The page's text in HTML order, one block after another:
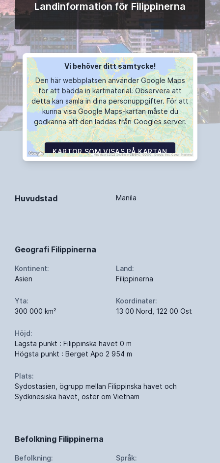
Landinformation för Filippinerna
Vi behöver ditt samtycke!
Den här webbplatsen använder Google Maps
för att bädda in kartmaterial. Observera att
detta kan samla in dina personuppgifter. För att
kunna visa Google Maps-kartan måste du
godkänna att den laddas från Googles server.
KARTOR SOM VISAS PÅ KARTAN
Huvudstad Manila
Geografi Filippinerna
Kontinent:
Asien
Land:
Filippinerna
Yta:
300 000 km²
Koordinater:
13 00 Nord, 122 00 Ost
Höjd:
Lägsta punkt : Filippinska havet 0 m
Högsta punkt : Berget Apo 2 954 m
Plats:
Sydostasien, ögrupp mellan Filippinska havet och
Sydkinesiska havet, öster om Vietnam
Befolkning Filippinerna
Befolkning:
Språk: